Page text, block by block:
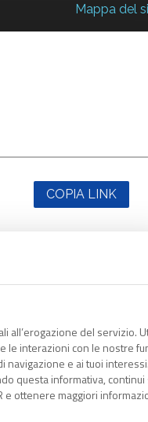
all’erogazione del servizio.
le interazioni con le nostre
navigazione e ai tuoi interessi.
questa informativa,
e ottenere maggiori
Mappa del
COPIA LINK
COPIA LINK